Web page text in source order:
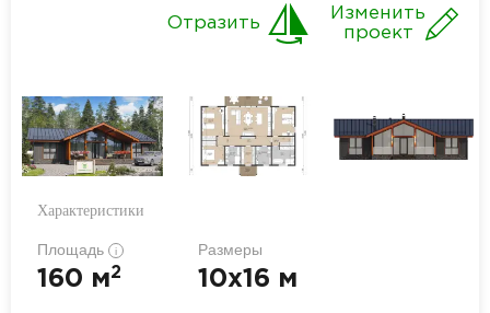
Изменить
проект
Отразить
Характеристики
Площадь i
160 м2
Размеры
10x16 м